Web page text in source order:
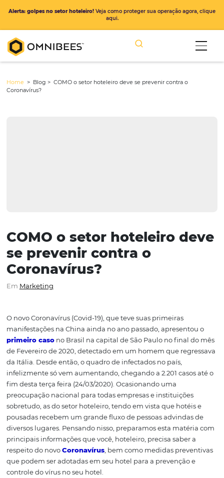
COMO o setor hoteleiro
Coronavírus?
Em Marketing
O novo Coronavírus (Covid-19), que teve suas primeiras
manifestações na China ainda no ano passado,
primeiro casono Brasil na capital de São Paulo no final
de Fevereiro de 2020, detectado em um homem que
da Itália. Desde então, o quadro de infectados no país,
infelizmente só vem aumentando, chegando a 2.201
fim desta terça feira (24/03/2020). Ocasionando uma
preocupação nacional para todas empresas e
Alerta: golpes no setor hoteleiro!Veja como proteger sua operação